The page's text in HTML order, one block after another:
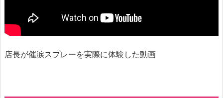
店長が催涙スプレーを実際に体験した動画